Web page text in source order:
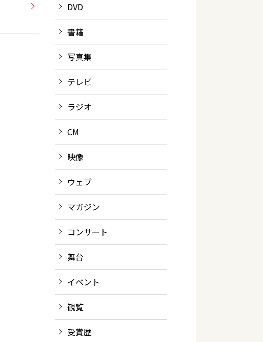
DVD
書籍
写真集
テレビ
ラジオ
CM
映像
ウェブ
マガジン
コンサート
舞台
イベント
観覧
受賞歴